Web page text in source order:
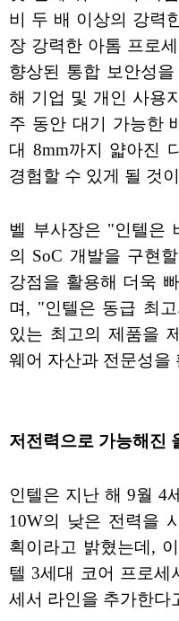
비 두 배 이상의 강력
장 강력한 아톰 프로
향상된 통합 보안성
해 기업 및 개인 사용
주 동안 대기 가능한
대 8mm까지 얇아진
경험할 수 있게 될 것
벨 부사장은 "인텔은
의 SoC 개발을 구현
강점을 활용해 더욱
며, "인텔은 동급 최
있는 최고의 제품을
웨어 자산과 전문성을
저전력으로 가능해진
인텔은 지난 해 9월 4
10W의 낮은 전력을
획이라고 밝혔는데,
텔 3세대 코어 프로세
세서 라인을 추가한다